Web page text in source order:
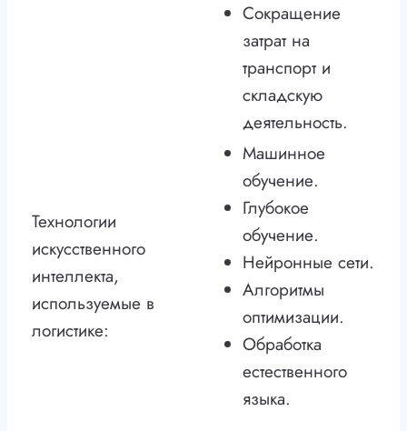
Сокращение
затрат на
транспорт и
складскую
деятельность.
Технологии
искусственного
интеллекта,
используемые в
логистике:
Машинное
обучение.
Глубокое
обучение.
Нейронные сети.
Алгоритмы
оптимизации.
Обработка
естественного
языка.